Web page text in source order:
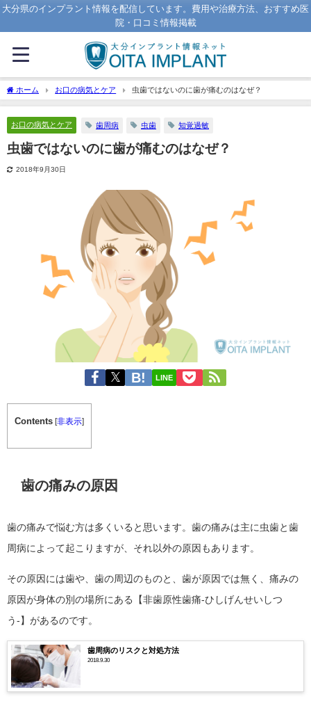
大分県のインプラント情報を配信しています。費用や治療方法、おすすめ医
院・口コミ情報掲載
ホーム お口の病気とケア 虫歯ではないのに歯が痛むのはなぜ？
お口の病気とケア 歯周病 虫歯 知覚過敏
虫歯ではないのに歯が痛むのはなぜ？
2018年9月30日
LINE
Contents [非表示]
歯の痛みの原因
歯の痛みで悩む方は多くいると思います。歯の痛みは主に虫歯と歯
周病によって起こりますが、それ以外の原因もあります。
その原因には歯や、歯の周辺のものと、歯が原因では無く、痛みの
原因が身体の別の場所にある【非歯原性歯痛-ひしげんせいしつ
う-】があるのです。
歯周病のリスクと対処方法
2018.9.30